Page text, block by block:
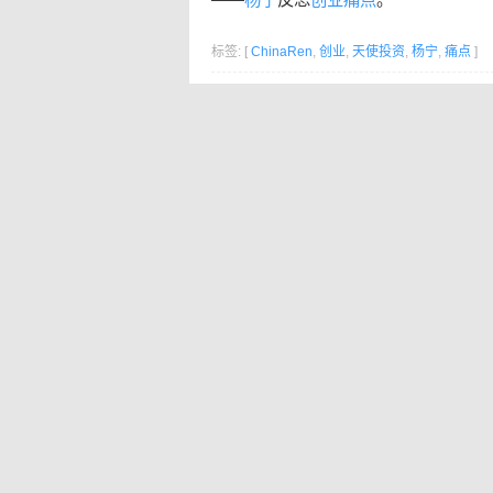
标签: [ ChinaRen, 创业, 天使投资, 杨宁, 痛点 ]